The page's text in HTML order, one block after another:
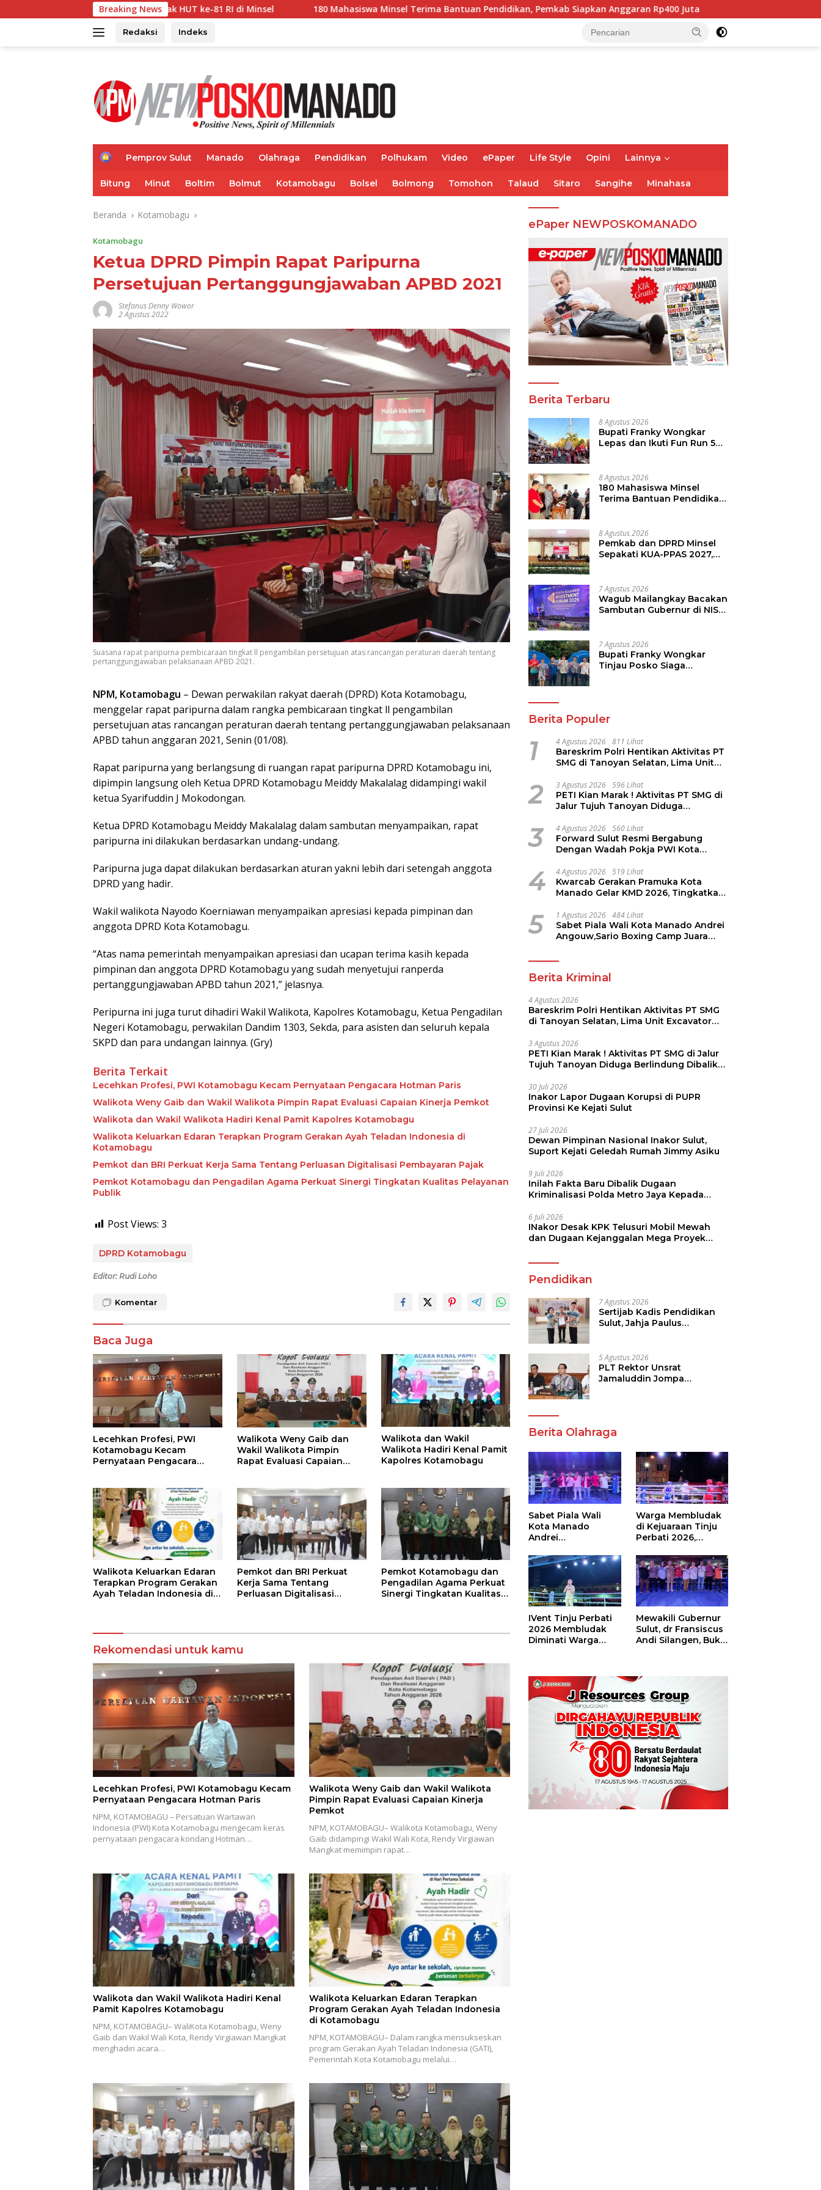
ke
Breaking News
Semarak HUT ke-81 RI di Minsel 180 Mahasiswa Minsel Terima Bantuan Pendidikan, Pemkab Siapkan Anggaran Rp400 Juta Pemkab dan DPRD Minsel Sepakati KUA-PPAS
Redaksi Indeks
H
e
Pemprov Sulut Manado Olahraga Pendidikan Polhukam Video ePaper Life Style Opini Lainnya
Bitung Minut Boltim Bolmut Kotamobagu Bolsel Bolmong Tomohon Talaud Sitaro Sangihe Minahasa
Beranda Kotamobagu
Kotamobagu
Ketua DPRD Pimpin Rapat Paripurna
Persetujuan Pertanggungjawaban APBD 2021
Stefanus Denny Wowor
2 Agustus 2022
Suasana rapat paripurna pembicaraan tingkat ll pengambilan persetujuan atas rancangan peraturan daerah tentang
pertanggungjawaban pelaksanaan APBD 2021.
NPM, Kotamobagu – Dewan perwakilan rakyat daerah (DPRD) Kota Kotamobagu,
menggelar rapat paripurna dalam rangka pembicaraan tingkat ll pengambilan
persetujuan atas rancangan peraturan daerah tentang pertanggungjawaban pelaksanaan
APBD tahun anggaran 2021, Senin (01/08).
Rapat paripurna yang berlangsung di ruangan rapat paripurna DPRD Kotamobagu ini,
dipimpin langsung oleh Ketua DPRD Kotamobagu Meiddy Makalalag didampingi wakil
ketua Syarifuddin J Mokodongan.
Ketua DPRD Kotamobagu Meiddy Makalalag dalam sambutan menyampaikan, rapat
paripurna ini dilakukan berdasarkan undang-undang.
Paripurna juga dapat dilakukan berdasarkan aturan yakni lebih dari setengah anggota
DPRD yang hadir.
Wakil walikota Nayodo Koerniawan menyampaikan apresiasi kepada pimpinan dan
anggota DPRD Kota Kotamobagu.
“Atas nama pemerintah menyampaikan apresiasi dan ucapan terima kasih kepada
pimpinan dan anggota DPRD Kotamobagu yang sudah menyetujui ranperda
pertanggungjawaban APBD tahun 2021,” jelasnya.
Peripurna ini juga turut dihadiri Wakil Walikota, Kapolres Kotamobagu, Ketua Pengadilan
Negeri Kotamobagu, perwakilan Dandim 1303, Sekda, para asisten dan seluruh kepala
SKPD dan para undangan lainnya. (Gry)
Berita Terkait
Lecehkan Profesi, PWI Kotamobagu Kecam Pernyataan Pengacara Hotman Paris
Walikota Weny Gaib dan Wakil Walikota Pimpin Rapat Evaluasi Capaian Kinerja Pemkot
Walikota dan Wakil Walikota Hadiri Kenal Pamit Kapolres Kotamobagu
Walikota Keluarkan Edaran Terapkan Program Gerakan Ayah Teladan Indonesia di
Kotamobagu
Pemkot dan BRI Perkuat Kerja Sama Tentang Perluasan Digitalisasi Pembayaran Pajak
Pemkot Kotamobagu dan Pengadilan Agama Perkuat Sinergi Tingkatan Kualitas Pelayanan
Publik
Post Views: 3
DPRD Kotamobagu
Editor: Rudi Loho
Komentar
Baca Juga
Lecehkan Profesi, PWI
Kotamobagu Kecam
Pernyataan Pengacara
Walikota Weny Gaib dan
Wakil Walikota Pimpin
Rapat Evaluasi Capaian
Walikota dan Wakil
Walikota Hadiri Kenal Pamit
Kapolres Kotamobagu
Walikota Keluarkan Edaran
Terapkan Program Gerakan
Ayah Teladan Indonesia di
Pemkot dan BRI Perkuat
Kerja Sama Tentang
Perluasan Digitalisasi
Pemkot Kotamobagu dan
Pengadilan Agama Perkuat
Sinergi Tingkatan Kualitas
Rekomendasi untuk kamu
Lecehkan Profesi, PWI Kotamobagu Kecam
Pernyataan Pengacara Hotman Paris
NPM, KOTAMOBAGU – Persatuan Wartawan
Indonesia (PWI) Kota Kotamobagu mengecam keras
pernyataan pengacara kondang Hotman…
Walikota Weny Gaib dan Wakil Walikota
Pimpin Rapat Evaluasi Capaian Kinerja
Pemkot
NPM, KOTAMOBAGU– Walikota Kotamobagu, Weny
Gaib didampingi Wakil Wali Kota, Rendy Virgiawan
Mangkat memimpin rapat…
Walikota dan Wakil Walikota Hadiri Kenal
Pamit Kapolres Kotamobagu
NPM, KOTAMOBAGU– WaliKota Kotamobagu, Weny
Gaib dan Wakil Wali Kota, Rendy Virgiawan Mangkat
menghadiri acara…
Walikota Keluarkan Edaran Terapkan
Program Gerakan Ayah Teladan Indonesia
di Kotamobagu
NPM, KOTAMOBAGU– Dalam rangka mensukseskan
program Gerakan Ayah Teladan Indonesia (GATI),
Pemerintah Kota Kotamobagu melalui…
ePaper NEWPOSKOMANADO
Berita Terbaru
8 Agustus 2026
Bupati Franky Wongkar
Lepas dan Ikuti Fun Run 5K
8 Agustus 2026
180 Mahasiswa Minsel
Terima Bantuan Pendidikan,
8 Agustus 2026
Pemkab dan DPRD Minsel
Sepakati KUA-PPAS 2027,
7 Agustus 2026
Wagub Mailangkay Bacakan
Sambutan Gubernur di NISF
Hilirisasi Kelapa ke Investor
7 Agustus 2026
Bupati Franky Wongkar
Tinjau Posko Siaga
Berita Populer
1 4 Agustus 2026 811 Lihat
Bareskrim Polri Hentikan Aktivitas PT
SMG di Tanoyan Selatan, Lima Unit
2 3 Agustus 2026 596 Lihat
PETI Kian Marak ! Aktivitas PT SMG di
Jalur Tujuh Tanoyan Diduga
3 4 Agustus 2026 560 Lihat
Forward Sulut Resmi Bergabung
Dengan Wadah Pokja PWI Kota
4 4 Agustus 2026 519 Lihat
Kwarcab Gerakan Pramuka Kota
Manado Gelar KMD 2026, Tingkatkan
Pramuka
5 1 Agustus 2026 484 Lihat
Sabet Piala Wali Kota Manado Andrei
Angouw,Sario Boxing Camp Juara
Berita Kriminal
4 Agustus 2026
Bareskrim Polri Hentikan Aktivitas PT SMG
di Tanoyan Selatan, Lima Unit Excavator
3 Agustus 2026
PETI Kian Marak ! Aktivitas PT SMG di Jalur
Tujuh Tanoyan Diduga Berlindung Dibalik
30 Juli 2026
Inakor Lapor Dugaan Korupsi di PUPR
Provinsi Ke Kejati Sulut
27 Juli 2026
Dewan Pimpinan Nasional Inakor Sulut,
Suport Kejati Geledah Rumah Jimmy Asiku
9 Juli 2026
Inilah Fakta Baru Dibalik Dugaan
Kriminalisasi Polda Metro Jaya Kepada
6 Juli 2026
INakor Desak KPK Telusuri Mobil Mewah
dan Dugaan Kejanggalan Mega Proyek
Pendidikan
7 Agustus 2026
Sertijab Kadis Pendidikan
Sulut, Jahja Paulus
Pendidikan
5 Agustus 2026
PLT Rektor Unsrat
Jamaluddin Jompa
Berita Olahraga
Sabet Piala Wali
Kota Manado
Andrei
Boxing Camp Juara
Umum Tinju Perbati
2026
Warga Membludak
di Kejuaraan Tinju
Perbati 2026,
Piala Wali Kota
IVent Tinju Perbati
2026 Membludak
Diminati Warga
Mewakili Gubernur
Sulut, dr Fransiscus
Andi Silangen, Buka
Piala Wali Kota
Manado